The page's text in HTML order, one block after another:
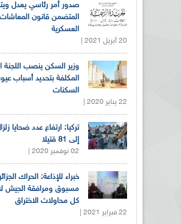
صدور أمر رئاسي يعدل
المتضمن قانون المعاشات
العسكرية
20 أبريل 2021 |
وزير السكن ينصب اللجنة
المكلفة بتحديد أسباب
السكنات
22 يناير 2020 |
تركيا: ارتفاع عدد ضحايا
إلى 81 قتيلا
02 نوفمبر 2020 |
خبراء للإذاعة: الحراك
مسبوق ومرافقة الجيش
كل محاولات الاختراق
22 فبراير 2021 |